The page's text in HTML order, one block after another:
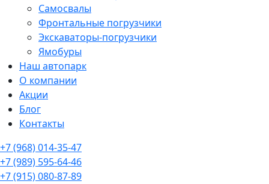
Самосвалы
Фронтальные погрузчики
Экскаваторы-погрузчики
Ямобуры
Наш автопарк
О компании
Акции
Блог
Контакты
+7 (968) 014-35-47
+7 (989) 595-64-46
+7 (915) 080-87-89